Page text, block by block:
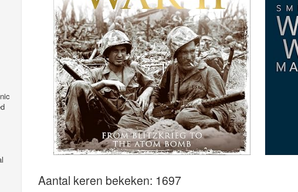
Aantal keren bekeken: 1697